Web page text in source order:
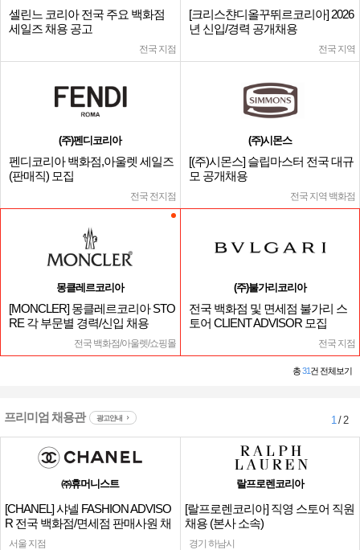
셀린느 코리아 전국 주요 백화점
세일즈 채용 공고
전국 지점
[크리스챤디올꾸뛰르코리아] 2026
년 신입/경력 공개채용
전국 지역
(주)펜디코리아
펜디코리아 백화점,아울렛 세일즈
(판매직) 모집
전국 전지점
(주)시몬스
[(주)시몬스] 슬립마스터 전국 대규
모 공개채용
전국 지역 백화점
몽클레르코리아
[MONCLER] 몽클레르코리아 STO
RE 각 부문별 경력/신입 채용
전국 백화점/아울렛/쇼핑몰
(주)불가리코리아
전국 백화점 및 면세점 불가리 스
토어 CLIENT ADVISOR 모집
전국 지점
총31건 전체보기
프리미엄 채용관 광고안내 1/ 2
㈜휴머니스트
[CHANEL] 샤넬 FASHION ADVISO
R 전국 백화점/면세점 판매사원 채
용
서울 지점
랄프로렌코리아
[랄프로렌코리아] 직영 스토어 직원
채용 (본사 소속)
경기 하남시